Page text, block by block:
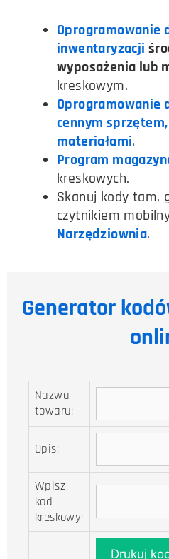
Oprogramowanie
inwentaryzacji
wyposażenia lub
kreskowym.
Oprogramowanie
cennym
materiałami.
Program
kreskowych.
Skanuj kody tam,
czytnikiem
Narzędziownia.
Generator
Nazwa
towaru:
Opis:
Wpisz
kod
kreskowy: